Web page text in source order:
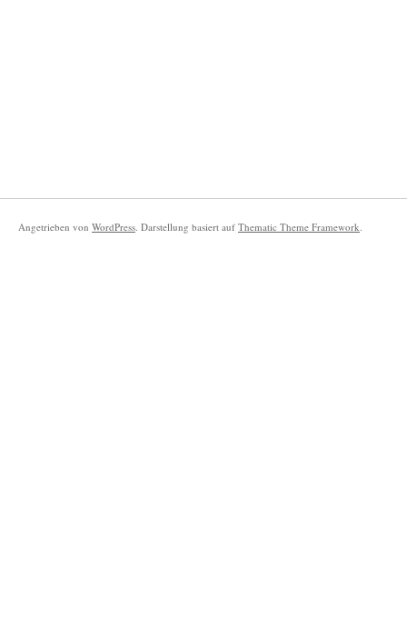
Angetrieben von WordPress . Darstellung basiert auf Thematic Theme Framework